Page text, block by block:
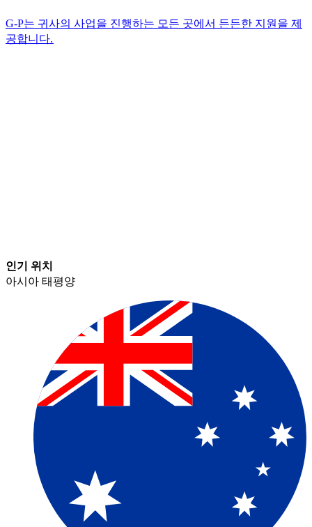
G-P는 귀사의 사업을 진행하는 모든 곳에서 든든한 지원을 제
공합니다.​​
인기 위치​​
아시아 태평양​​